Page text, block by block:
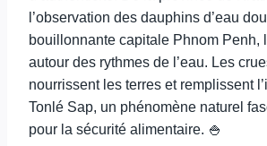
l’observation des dauphins d’eau
bouillonnante capitale Phnom Penh,
autour des rythmes de l’eau. Les
nourrissent les terres et remplissent
Tonlé Sap, un phénomène naturel
pour la sécurité alimentaire. 🍚